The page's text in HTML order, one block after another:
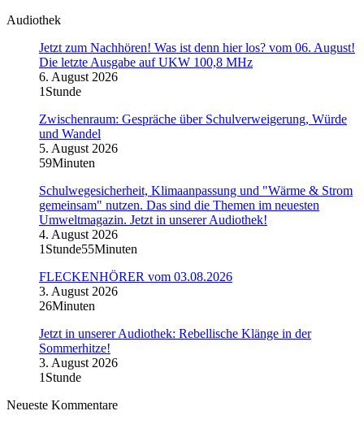
Audiothek
Jetzt zum Nachhören! Was ist denn hier los? vom 06. August!
Die letzte Ausgabe auf UKW 100,8 MHz
6. August 2026
1Stunde
Zwischenraum: Gespräche über Schulverweigerung, Würde
und Wandel
5. August 2026
59Minuten
Schulwegesicherheit, Klimaanpassung und "Wärme & Strom
gemeinsam" nutzen. Das sind die Themen im neuesten
Umweltmagazin. Jetzt in unserer Audiothek!
4. August 2026
1Stunde55Minuten
FLECKENHÖRER vom 03.08.2026
3. August 2026
26Minuten
Jetzt in unserer Audiothek: Rebellische Klänge in der
Sommerhitze!
3. August 2026
1Stunde
Neueste Kommentare